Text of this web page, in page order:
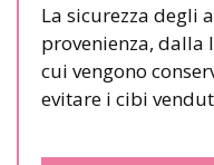
La sicurezza degli
provenienza,
cui vengono
evitare i cibi